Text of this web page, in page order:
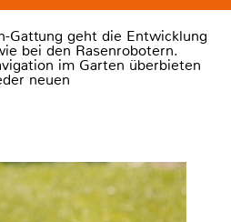
Gattung geht die Entwicklung
bei den Rasenrobotern.
im Garten überbieten
neuen